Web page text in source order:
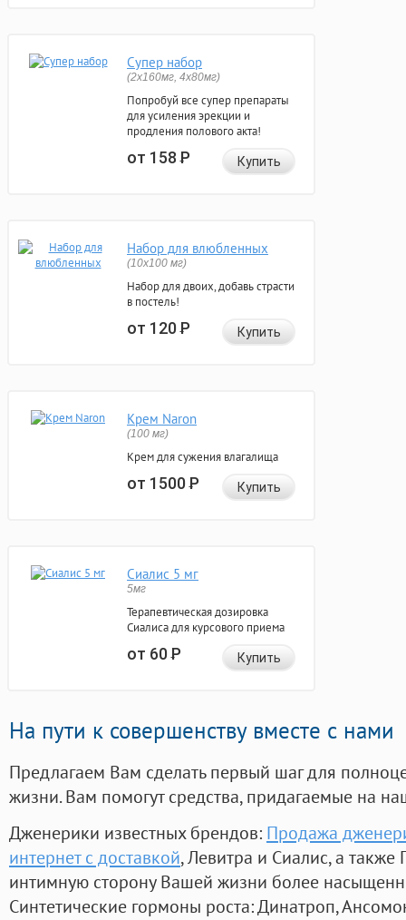
Супер набор
(2х160мг, 4х80мг)
Попробуй все супер препараты
для усиления эрекции и
продления полового акта!
от 158Р Купить
Набор для влюбленных
(10х100 мг)
Набор для двоих, добавь страсти
в постель!
от 120Р Купить
Крем Naron
(100 мг)
Крем для сужения влагалища
от 1500Р Купить
Сиалис 5 мг
5мг
Терапевтическая дозировка
Сиалиса для курсового приема
от 60Р Купить
На пути к совершенству вместе с нами
Предлагаем Вам сделать первый шаг для
жизни. Вам помогут средства, придагаемые на
Дженерики известных брендов: Продажа
интернет с доставкой, Левитра и Сиалис, а также
интимную сторону Вашей жизни более
Синтетические гормоны роста: Динатроп,